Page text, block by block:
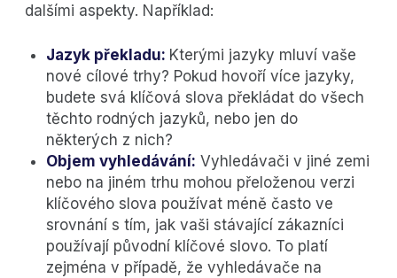
dalšími aspekty. Například:
Jazyk překladu: Kterými jazyky mluví vaše
nové cílové trhy? Pokud hovoří více jazyky,
budete svá klíčová slova překládat do všech
těchto rodných jazyků, nebo jen do
některých z nich?
Objem vyhledávání: Vyhledávači v jiné zemi
nebo na jiném trhu mohou přeloženou verzi
klíčového slova používat méně často ve
srovnání s tím, jak vaši stávající zákazníci
používají původní klíčové slovo. To platí
zejména v případě, že vyhledávače na